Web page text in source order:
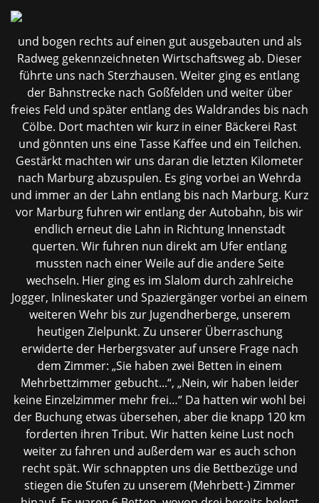
und bogen rechts auf einen gut ausgebauten und als
Radweg gekennzeichneten Wirtschaftsweg ab. Dieser
führte uns nach Sterzhausen. Weiter ging es entlang
der Bahnstrecke nach Goßfelden und weiter über
freies Feld und später entlang des Waldrandes bis nach
Cölbe. Dort machten wir kurz in einer Bäckerei Rast
und gönnten uns eine Tasse Kaffee und ein Teilchen.
Gestärkt machten wir uns daran die letzten Kilometer
nach Marburg abzuspulen. Es ging vorbei an Wehrda
und immer an der Lahn entlang bis nach Marburg. Kurz
vor Marburg fuhren wir entlang der Autobahn, bis wir
endlich erneut die Lahn in Richtung Innenstadt
querten. Wir fuhren nun direkt am Ufer entlang
mussten nach einer Weile auf die andere Seite
wechseln. Hier ging es im Slalom durch zahlreiche
Jogger, Inlineskater und Spaziergänger vorbei an einem
weiteren Wehr bis zur Jugendherberge, unserem
heutigen Zielpunkt. Zu unserer Überraschung
erwiderte der Herbergsvater auf unsere Frage nach
dem Zimmer: „Sie haben zwei Betten in einem
Mehrbettzimmer gebucht...“, „Nein, wir haben leider
keine Einzelzimmer mehr frei…“ Da hatten wir wohl bei
der Buchung etwas übersehen, aber die knapp 120 km
forderten ihren Tribut. Wir hatten keine Lust noch
weiter zu fahren und außerdem war es auch schon
recht spät. Wir schnappten uns die Bettbezüge und
stiegen die Stufen zu unserem (Mehrbett-) Zimmer